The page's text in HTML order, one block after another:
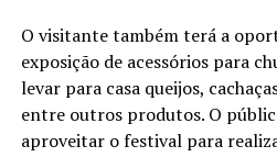
O visitante também terá a
exposição de acessórios para
levar para casa queijos,
entre outros produtos. O
aproveitar o festival para